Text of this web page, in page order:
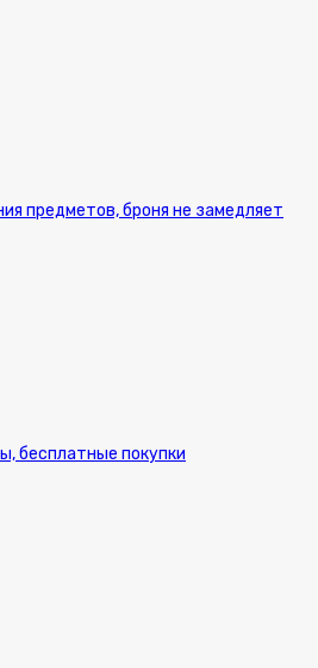
предметов, броня не замедляет
бесплатные покупки